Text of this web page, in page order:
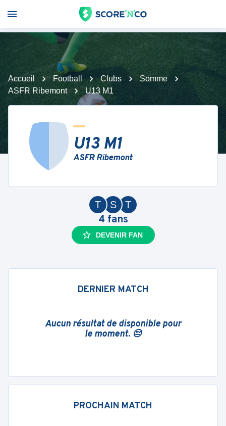
Accueil Football Clubs
Somme
ASFR Ribemont
U13 M1
U13 M1
ASFR Ribemont
T
S
T
4 fans
DEVENIR FAN
DERNIER MATCH
Aucun résultat de disponible pour
le moment. 😔
PROCHAIN MATCH